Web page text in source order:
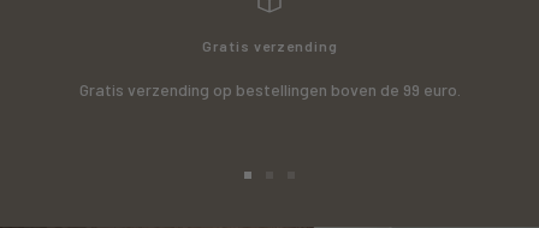
Gratis verzending
Gratis verzending op bestellingen boven de 99 euro.